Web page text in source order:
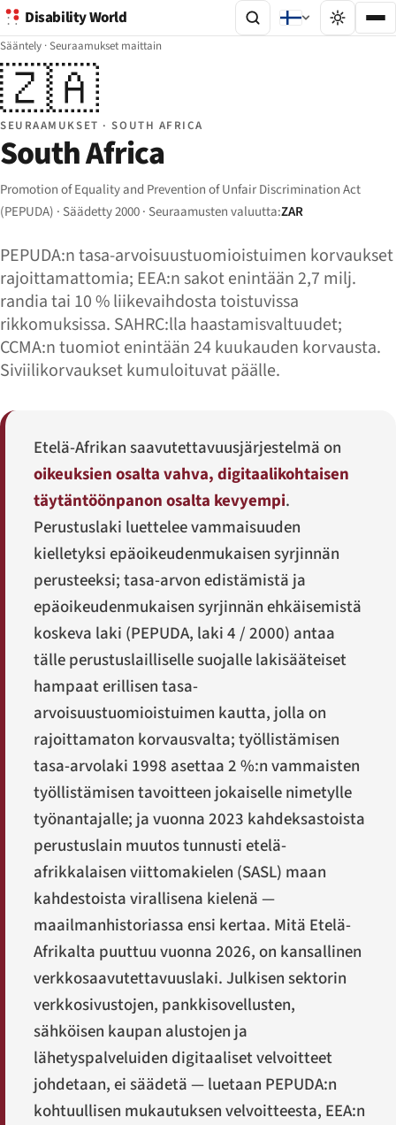
Disability World
Sääntely ·Seuraamukset maittain
🇿🇦
SEURAAMUKSET · SOUTH AFRICA
South Africa
Promotion of Equality and Prevention of Unfair Discrimination Act
(PEPUDA) · Säädetty 2000 · Seuraamusten valuutta:ZAR
PEPUDA:n tasa-arvoisuustuomioistuimen korvaukset
rajoittamattomia; EEA:n sakot enintään 2,7 milj.
randia tai 10 % liikevaihdosta toistuvissa
rikkomuksissa. SAHRC:lla haastamisvaltuudet;
CCMA:n tuomiot enintään 24 kuukauden korvausta.
Siviilikorvaukset kumuloituvat päälle.
Etelä-Afrikan saavutettavuusjärjestelmä on
oikeuksien osalta vahva, digitaalikohtaisen
täytäntöönpanon osalta kevyempi.
Perustuslaki luettelee vammaisuuden
kielletyksi epäoikeudenmukaisen syrjinnän
perusteeksi; tasa-arvon edistämistä ja
epäoikeudenmukaisen syrjinnän ehkäisemistä
koskeva laki (PEPUDA, laki 4 / 2000) antaa
tälle perustuslailliselle suojalle lakisääteiset
hampaat erillisen tasa-
arvoisuustuomioistuimen kautta, jolla on
rajoittamaton korvausvalta; työllistämisen
tasa-arvolaki 1998 asettaa 2 %:n vammaisten
työllistämisen tavoitteen jokaiselle nimetylle
työnantajalle; ja vuonna 2023 kahdeksastoista
perustuslain muutos tunnusti etelä-
afrikkalaisen viittomakielen (SASL) maan
kahdestoista virallisena kielenä —
maailmanhistoriassa ensi kertaa. Mitä Etelä-
Afrikalta puuttuu vuonna 2026, on kansallinen
verkkosaavutettavuuslaki. Julkisen sektorin
verkkosivustojen, pankkisovellusten,
sähköisen kaupan alustojen ja
lähetyspalveluiden digitaaliset velvoitteet
johdetaan, ei säädetä — luetaan PEPUDA:n
kohtuullisen mukautuksen velvoitteesta, EEA:n